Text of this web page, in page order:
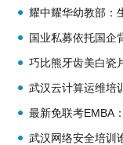
大会顺利落幕
耀中耀华幼教部：
了爱与告别
国业私募依托国企
衔分时T+0与AI策
巧比熊牙齿美白瓷
武汉云计算运维培
业的同学
最新免联考EMBA
武汉网络安全培训